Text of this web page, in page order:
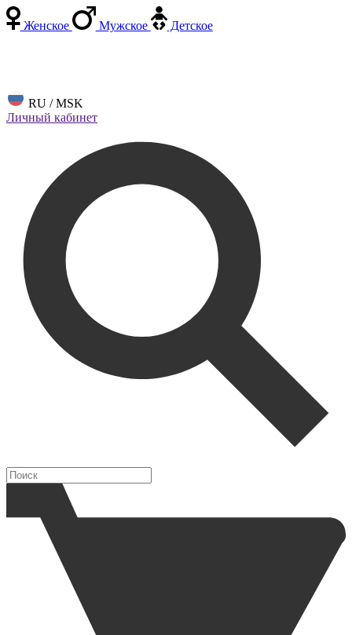
Женское Мужское Детское
RU / MSK
Личный кабинет